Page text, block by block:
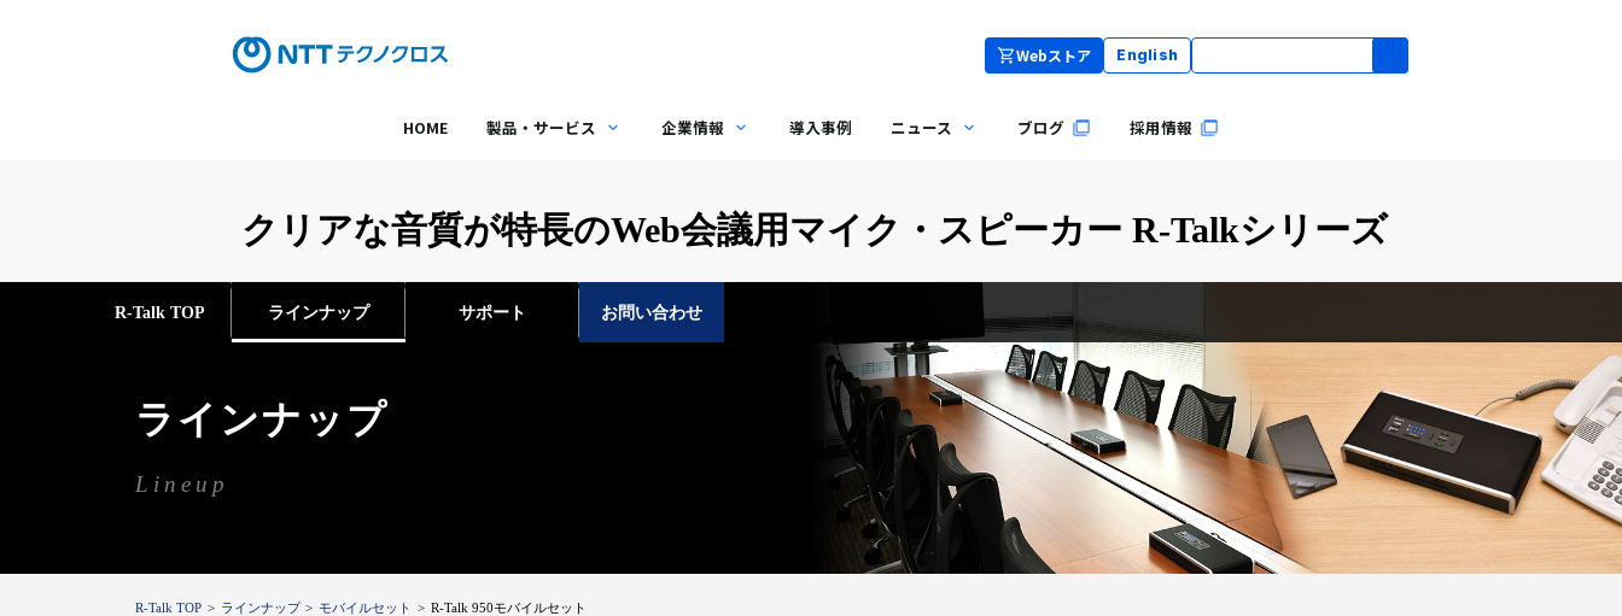
Webストア English
HOME 製品・サービス 企業情報 導入事例 ニュース ブログ 採用情報
クリアな音質が特長のWeb会議用マイク・スピーカー R-Talkシリーズ
R-Talk TOP ラインナップ サポート お問い合わせ
ラインナップ
Lineup
R-Talk TOP ラインナップ モバイルセット R-Talk 950モバイルセット